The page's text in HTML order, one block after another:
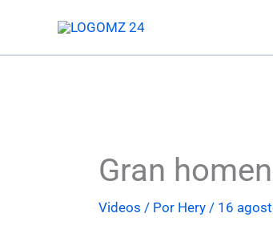
contenido
Gran
Videos / Por Hery / 16